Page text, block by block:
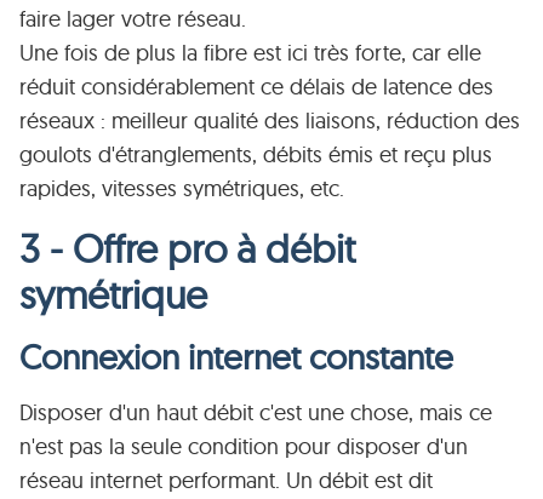
faire lager votre réseau.
Une fois de plus la fibre est ici très forte, car elle
réduit considérablement ce délais de latence des
réseaux : meilleur qualité des liaisons, réduction des
goulots d'étranglements, débits émis et reçu plus
rapides, vitesses symétriques, etc.
3 - Offre pro à débit
symétrique
Connexion internet constante
Disposer d'un haut débit c'est une chose, mais ce
n'est pas la seule condition pour disposer d'un
réseau internet performant. Un débit est dit